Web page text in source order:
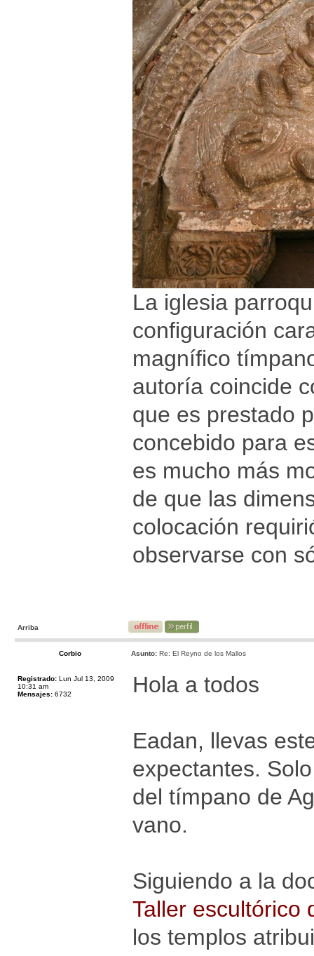
La iglesia
configuración
magnífico
autoría coincide
que es prestado
concebido para
es mucho más
de que las
colocación
observarse con
Arriba
Corbio Asunto: Re: El Reyno de los Mallos
Registrado: Lun Jul 13, 2009
10:31 am
Mensajes: 6732 Hola a todos
Eadan, llevas
expectantes.
del tímpano de
vano.
Siguiendo a la
Taller escultórico
los templos